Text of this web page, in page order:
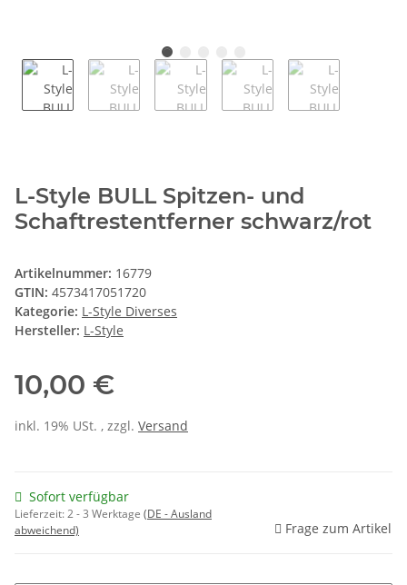
L-Style BULL Spitzen- und
Schaftrestentferner schwarz/rot
Artikelnummer: 16779
GTIN: 4573417051720
Kategorie: L-Style Diverses
Hersteller: L-Style
10,00 €
inkl. 19% USt. , zzgl. Versand
Sofort verfügbar
Lieferzeit:2 - 3 Werktage (DE - Ausland
abweichend)
Frage zum Artikel